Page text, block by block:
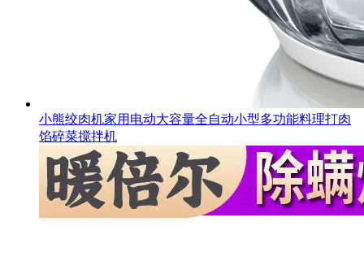
小熊绞肉机家用电动大容量全自动小型多功能料理打肉
馅碎菜搅拌机